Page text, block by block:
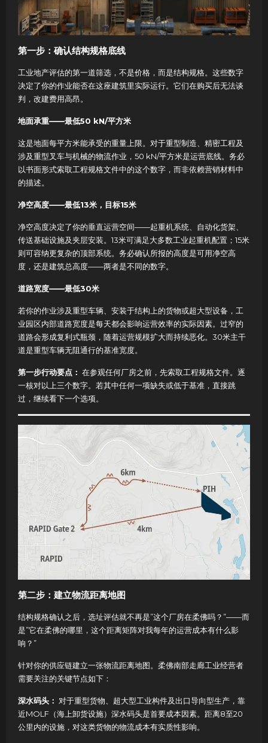
第一步：确认结构规格底线
工业地产评估的第一道筛选，不是价格，而是结构规格。这些数字
决定了你的作业能否在这座建筑里实际运行。它们在购买后无法谈
判，改建费用高昂。
地面承重——最低50 kN/平方米
这是地面每平方米能承受的重量上限。对于重型制造、精密工程及
涉及重型叉车与机械的物流作业，50 kN/平方米是运营底线。务必
以书面形式索取工程规格文件中的这个数字，而非依赖营销材料中
的描述。
净空高度——最低13米，目标15米
净空高度决定了你的垂直运营空间——起重机系统、自动化货架、
传送基础设施及夹层安装。13米可满足大多数工业起重机配置；15米
则可容纳更复杂的顶部系统。务必确认所报的高度是可用净空高
度，还是建筑总高度——两者是不同的数字。
道路宽度——最低30米
若你的作业涉及重型车辆、安装于结构上的货物或超大型设备，工
业园区内部道路宽度是每天都会影响运营效率的实际因素。过窄的
道路会形成复利式瓶颈，随着运营规模扩大而持续恶化。30米主干
道是重型车辆无阻通行的基准宽度。
第一步行动要点： 在参观任何厂房之前，先索取工程规格文件。逐
一核对以上三个数字。若其中任何一项缺失或低于基准，直接跳
过，继续看下一个选项。
第二步：建立物流距离地图
结构规格确认之后，选址评估就不再是”这个厂房在柔佛吗？”——而
是”它在柔佛的哪里，这个距离矩阵对我每年的运营成本有什么影
响？”
针对你的供应链建立一张物流距离地图。柔佛南部走廊工业经营者
需要关注的关键节点如下：
深水码头： 对于重型货物、超大型工业构件及出口导向型生产，靠
近MOLF（海上卸货设施）深水码头是首要成本因素。距离8至20
公里内的设施，对这类货物的物流成本有实质性影响。